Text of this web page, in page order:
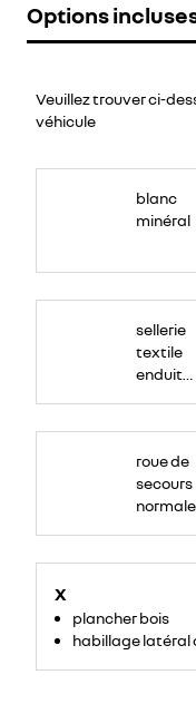
Options
Veuillez trouver ci-
véhicule
blanc
minéral
sellerie
textile
enduit
roue de
secours
normale
X
plancher bois
habillage latéral